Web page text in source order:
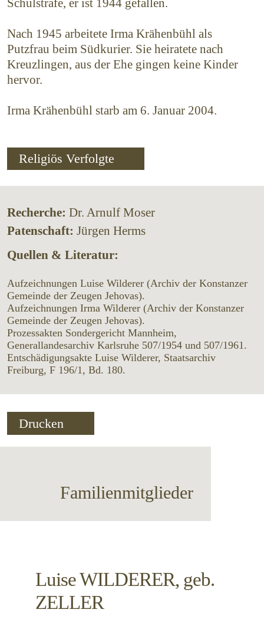
Schulstrafe, er ist 1944 gefallen.
Nach 1945 arbeitete Irma Krähenbühl als
Putzfrau beim Südkurier. Sie heiratete nach
Kreuzlingen, aus der Ehe gingen keine Kinder
hervor.
Irma Krähenbühl starb am 6. Januar 2004.
Religiös Verfolgte
Recherche: Dr. Arnulf Moser
Patenschaft: Jürgen Herms
Quellen & Literatur:
Aufzeichnungen Luise Wilderer (Archiv der Konstanzer
Gemeinde der Zeugen Jehovas).
Aufzeichnungen Irma Wilderer (Archiv der Konstanzer
Gemeinde der Zeugen Jehovas).
Prozessakten Sondergericht Mannheim,
Generallandesarchiv Karlsruhe 507/1954 und 507/1961.
Entschädigungsakte Luise Wilderer, Staatsarchiv
Freiburg, F 196/1, Bd. 180.
Drucken
Familienmitglieder
LuiseWILDERER, geb.
ZELLER